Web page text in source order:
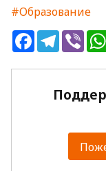
#Образование
Facebook